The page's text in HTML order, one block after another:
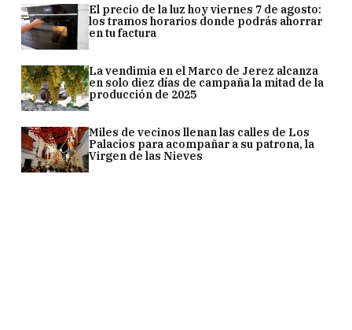
El precio de la luz hoy viernes 7 de agosto:
los tramos horarios donde podrás ahorrar
en tu factura
La vendimia en el Marco de Jerez alcanza
en solo diez días de campaña la mitad de la
producción de 2025
Miles de vecinos llenan las calles de Los
Palacios para acompañar a su patrona, la
Virgen de las Nieves